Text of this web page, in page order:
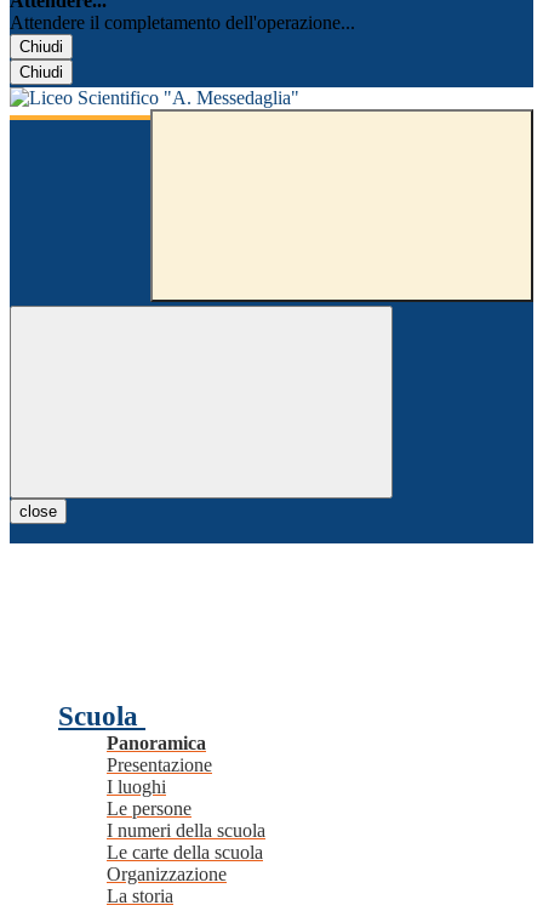
Attendere il completamento dell'operazione...
Chiudi
Chiudi
close
Scuola
Panoramica
Presentazione
I luoghi
Le persone
I numeri della scuola
Le carte della scuola
Organizzazione
La storia